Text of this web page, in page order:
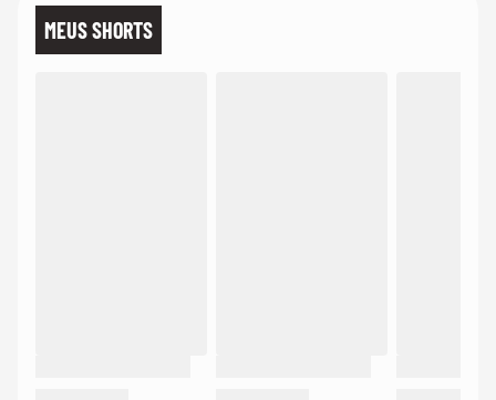
MEUS SHORTS